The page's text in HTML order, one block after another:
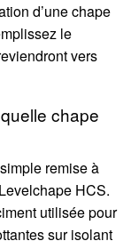
d’une chape
le
vers
chape
remise à
HCS.
utilisée pour
sur isolant